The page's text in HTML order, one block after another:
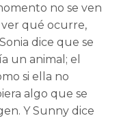
no se ven
ver qué ocurre,
dice que se
un animal; el
si ella no
algo que se
Y Sunny dice